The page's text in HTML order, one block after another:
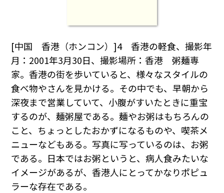
[中国 香港（ホンコン）]4 香港の軽食、撮影年
月：2001年3月30日、撮影場所：香港 粥麺専
家。香港の街を歩いていると、様々なスタイルの
食べ物やさんを見かける。その中でも、早朝から
深夜まで営業していて、小腹がすいたときに重宝
するのが、麺粥屋である。麺やお粥はもちろんの
こと、ちょっとしたおかずになるものや、喫茶メ
ニューなどもある。写真に写っているのは、お粥
である。日本ではお粥というと、病人食みたいな
イメージがあるが、香港人にとってかなりポピュ
ラーな存在である。